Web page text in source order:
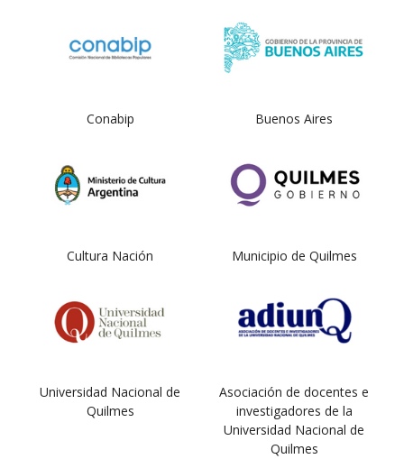
Conabip Buenos Aires
Cultura Nación Municipio de Quilmes
Universidad Nacional de
Quilmes
Asociación de docentes e
investigadores de la
Universidad Nacional de
Quilmes